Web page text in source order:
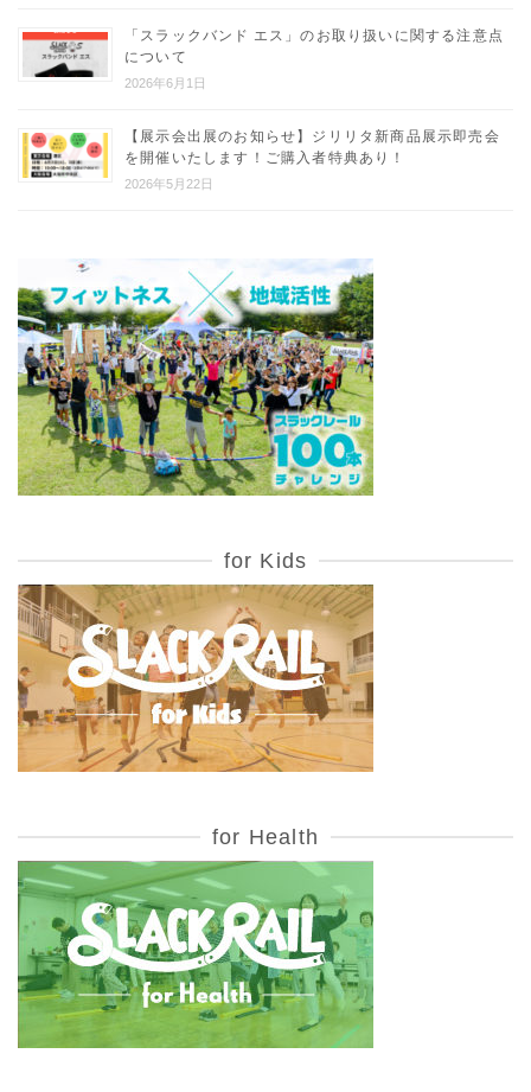
「スラックバンド エス」のお取り扱いに関する注意点
について
2026年6月1日
【展示会出展のお知らせ】ジリリタ新商品展示即売会
を開催いたします！ご購入者特典あり！
2026年5月22日
for Kids
for Health